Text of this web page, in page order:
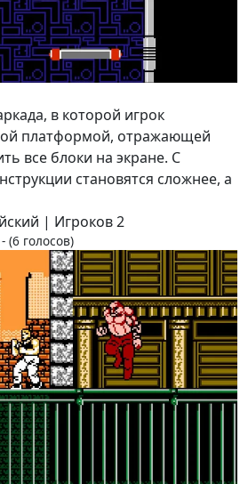
в которой игрок
платформой, отражающей
все блоки на экране. С
становятся сложнее, а
| Игроков 2
(6 голосов)